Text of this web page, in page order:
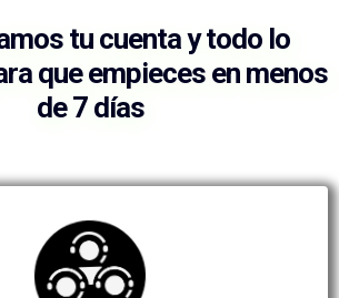
tu cuenta y todo lo
que empieces en menos
de 7 días